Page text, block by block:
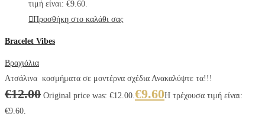
τιμή είναι: €9.60.
Προσθήκη στο καλάθι σας
Bracelet Vibes
Βραχιόλια
Ατσάλινα κοσμήματα σε μοντέρνα σχέδια Ανακαλύψτε τα!!!
€12.00 Original price was: €12.00.€9.60Η τρέχουσα τιμή είναι:
€9.60.